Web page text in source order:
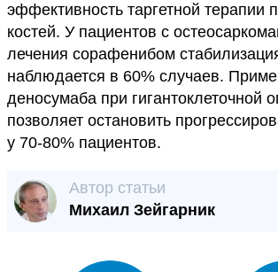
эффективность таргетной терапии
костей. У пациентов с
лечения сорафенибом
наблюдается в 60% случаев.
деносумаба при гигантоклеточной
позволяет остановить
у 70-80% пациентов.
Автор статьи
Михаил Зейгарник